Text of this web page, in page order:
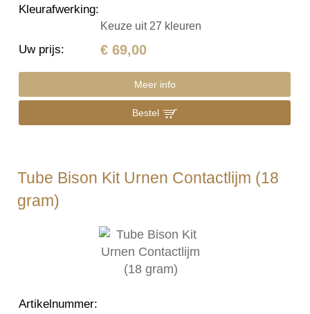
Kleurafwerking:
Keuze uit 27 kleuren
Uw prijs: € 69,00
Meer info
Bestel
Tube Bison Kit Urnen Contactlijm (18
gram)
Artikelnummer: